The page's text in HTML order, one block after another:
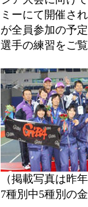
ミーにて開催さ
が全員参加の予
選手の練習をご
（掲載写真は昨
7種別中5種別の